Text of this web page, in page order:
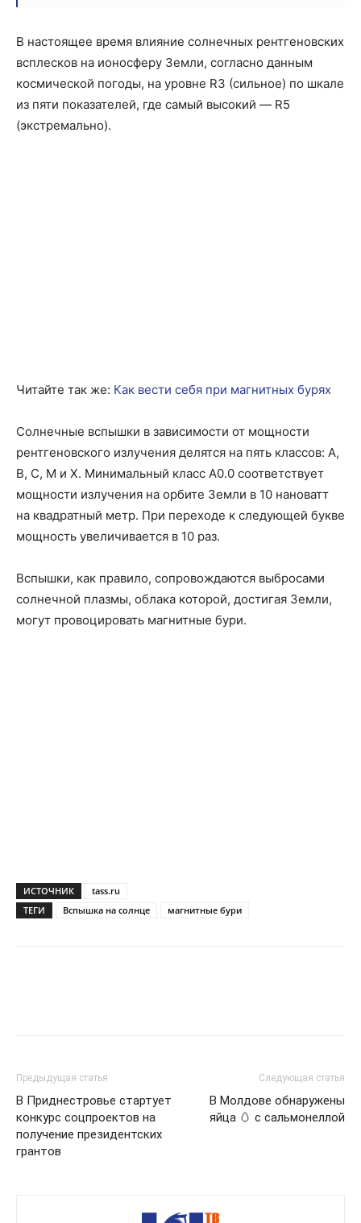
В настоящее время влияние солнечных рентгеновских
всплесков на ионосферу Земли, согласно данным
космической погоды, на уровне R3 (сильное) по шкале
из пяти показателей, где самый высокий — R5
(экстремально).
Читайте так же: Как вести себя при магнитных бурях
Солнечные вспышки в зависимости от мощности
рентгеновского излучения делятся на пять классов: A,
B, C, M и X. Минимальный класс A0.0 соответствует
мощности излучения на орбите Земли в 10 нановатт
на квадратный метр. При переходе к следующей букве
мощность увеличивается в 10 раз.
Вспышки, как правило, сопровождаются выбросами
солнечной плазмы, облака которой, достигая Земли,
могут провоцировать магнитные бури.
ИСТОЧНИК
tass.ru
ТЕГИ
Вспышка на солнце магнитные бури
Предыдущая статья
В Приднестровье стартует
конкурс соцпроектов на
получение президентских
грантов
Следующая статья
В Молдове обнаружены
яйца 🥚 с сальмонеллой